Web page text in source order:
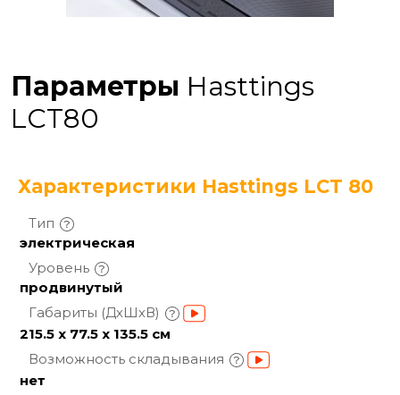
Параметры Hasttings
LCT80
Характеристики Hasttings LCT 80
Тип
электрическая
Уровень
продвинутый
Габариты (ДхШхВ)
215.5 х 77.5 х 135.5 см
Возможность складывания
нет